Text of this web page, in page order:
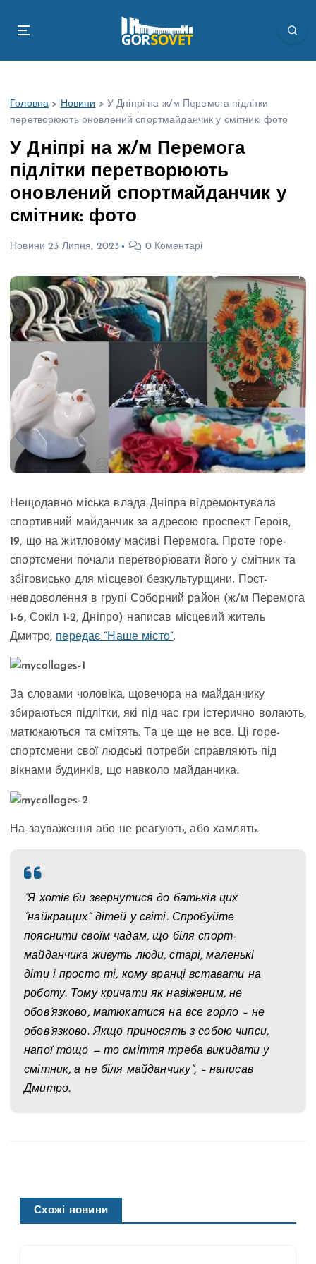
Головна > Новини > У Дніпрі на ж/м Перемога підлітки
перетворюють оновлений спортмайданчик у смітник: фото
У Дніпрі на ж/м Перемога
підлітки перетворюють
оновлений спортмайданчик у
смітник: фото
Новини 23 Липня, 2023 0 Коментарі
Нещодавно міська влада Дніпра відремонтувала
спортивний майданчик за адресою проспект Героїв,
19, що на житловому масиві Перемога. Проте горе-
спортсмени почали перетворювати його у смітник та
збіговисько для місцевої безкультурщини. Пост-
невдоволення в групі Соборний район (ж/м Перемога
1-6, Сокіл 1-2, Дніпро) написав місцевий житель
Дмитро, передає “Наше місто”.
За словами чоловіка, щовечора на майданчику
збираються підлітки, які під час гри істерично волають,
матюкаються та смітять. Та це ще не все. Ці горе-
спортсмени свої людські потреби справляють під
вікнами будинків, що навколо майданчика.
На зауваження або не реагують, або хамлять.
“Я хотів би звернутися до батьків цих
“найкращих” дітей у світі. Спробуйте
пояснити своїм чадам, що біля спорт-
майданчика живуть люди, старі, маленькі
діти і просто ті, кому вранці вставати на
роботу. Тому кричати як навіженим, не
обов’язково, матюкатися на все горло – не
обов’язково. Якщо приносять з собою чипси,
напої тощо — то сміття треба викидати у
смітник, а не біля майданчику”, – написав
Дмитро.
Схожі новини